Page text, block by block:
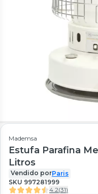
Mademsa
Estufa Parafina
Litros
Vendido porParis
SKU 997281999
4.2(31)